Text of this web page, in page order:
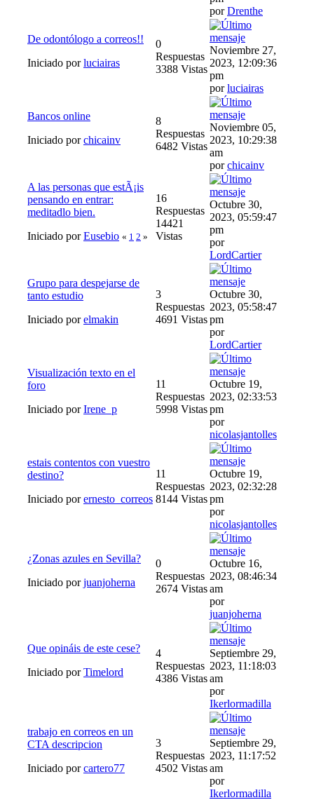
porDrenthe
De odontólogo a correos!!
Iniciado porluciairas
0
Respuestas
3388 Vistas
Noviembre 27,
2023, 12:09:36
pm
porluciairas
Bancos online
Iniciado porchicainv
8
Respuestas
6482 Vistas
Noviembre 05,
2023, 10:29:38
am
porchicainv
A las personas que estÃ¡is
pensando en entrar:
meditadlo bien.
Iniciado porEusebio « 1 2 »
16
Respuestas
14421
Vistas
Octubre 30,
2023, 05:59:47
pm
por
LordCartier
Grupo para despejarse de
tanto estudio
Iniciado porelmakin
3
Respuestas
4691 Vistas
Octubre 30,
2023, 05:58:47
pm
por
LordCartier
Visualización texto en el
foro
Iniciado porIrene_p
11
Respuestas
5998 Vistas
Octubre 19,
2023, 02:33:53
pm
por
nicolasjantolles
estais contentos con vuestro
destino?
Iniciado porernesto_correos
11
Respuestas
8144 Vistas
Octubre 19,
2023, 02:32:28
pm
por
nicolasjantolles
¿Zonas azules en Sevilla?
Iniciado porjuanjoherna
0
Respuestas
2674 Vistas
Octubre 16,
2023, 08:46:34
am
por
juanjoherna
Que opináis de este cese?
Iniciado porTimelord
4
Respuestas
4386 Vistas
Septiembre 29,
2023, 11:18:03
am
por
Ikerlormadilla
trabajo en correos en un
CTA descripcion
Iniciado porcartero77
3
Respuestas
4502 Vistas
Septiembre 29,
2023, 11:17:52
am
por
Ikerlormadilla